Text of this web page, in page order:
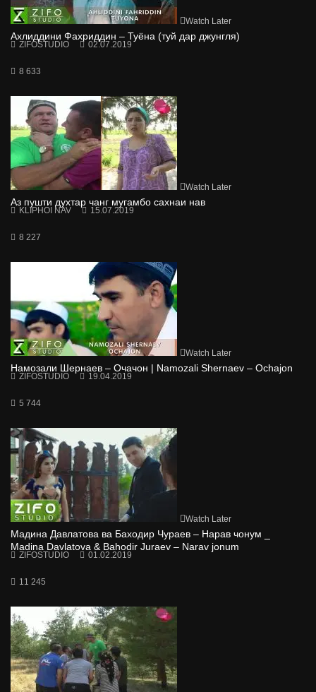
Watch Later
Ахлиддини Фахриддин – Туёна (туй дар джунгля)
ZIFOSTUDIO 02.07.2019
8 633
Watch Later
Аз пушти духтар чанг мугамбо сахнаи нав
KLIPHOI NAV 15.07.2019
8 227
Watch Later
Намозали Шернаев – Очачон | Namozali Shernaev – Ochajon
ZIFOSTUDIO 19.04.2019
5 744
Watch Later
Мадина Давлатова ва Баходир Чураев – Нарав чонум _
Madina Davlatova & Bahodir Juraev – Narav jonum
ZIFOSTUDIO 01.02.2019
11 245